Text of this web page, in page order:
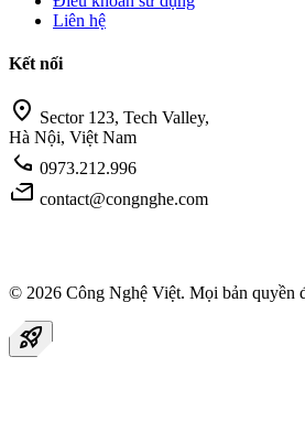
Liên hệ
Kết nối
location_on Sector 123, Tech Valley,
Hà Nội, Việt Nam
call 0973.212.996
mail contact@congnghe.com
© 2026 Công Nghệ Việt. Mọi bản quyền
rocket_launch